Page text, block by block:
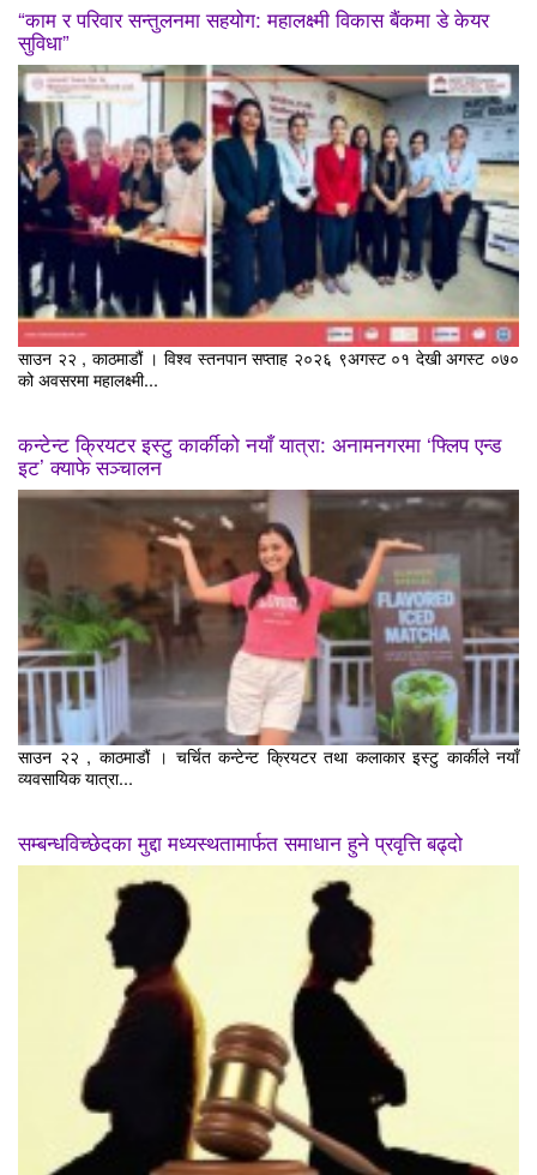
“काम र परिवार सन्तुलनमा सहयोग: महालक्ष्मी विकास बैंकमा डे केयर
सुविधा”
साउन २२ , काठमाडौं । विश्व स्तनपान सप्ताह २०२६ ९अगस्ट ०१ देखी अगस्ट ०७०
को अवसरमा महालक्ष्मी...
कन्टेन्ट क्रियटर इस्टु कार्कीको नयाँ यात्रा: अनामनगरमा ‘फ्लिप एन्ड
इट’ क्याफे सञ्चालन
साउन २२ , काठमाडौं । चर्चित कन्टेन्ट क्रियटर तथा कलाकार इस्टु कार्कीले नयाँ
व्यवसायिक यात्रा...
सम्बन्धविच्छेदका मुद्दा मध्यस्थतामार्फत समाधान हुने प्रवृत्ति बढ्दो